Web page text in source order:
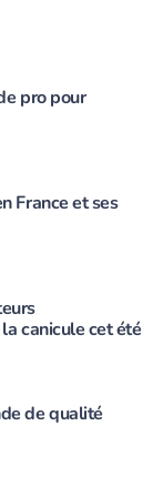
pro pour
France et ses
canicule cet été
de qualité